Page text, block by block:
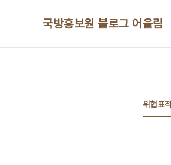
국방홍보원 블로그 어울림
위협표적